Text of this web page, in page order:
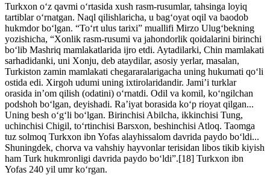
Turkxon o‘z qavmi o‘rtasida xush rasm-rusumlar, tahsinga loyiq
tartiblar o‘rnatgan. Naql qilishlaricha, u bag‘oyat oqil va baodob
hukmdor bo‘lgan. “To‘rt ulus tarixi” muallifi Mirzo Ulug‘bekning
yozishicha, “Xonlik rasm-rusumi va jahondorlik qoidalarini birinchi
bo‘lib Mashriq mamlakatlarida ijro etdi. Aytadilarki, Chin mamlakati
sarhadidanki, uni Xonju, deb ataydilar, asosiy yerlar, masalan,
Turkiston zamin mamlakati chegararalarigacha uning hukumati qo‘li
ostida edi. Xirgoh udumi uning ixtirolaridandir. Jami’i turklar
orasida in’om qilish (odatini) o‘rnatdi. Odil va komil, ko‘ngilchan
podshoh bo‘lgan, deyishadi. Ra’iyat borasida ko‘p rioyat qilgan...
Uning besh o‘g‘li bo‘lgan. Birinchisi Abilcha, ikkinchisi Tung,
uchinchisi Chigil, to‘rtinchisi Barsxon, beshinchisi Atloq. Taomga
tuz solmoq Turkxon ibn Yofas alayhissalom davrida paydo bo‘ldi...
Shuningdek, chorva va vahshiy hayvonlar terisidan libos tikib kiyish
ham Turk hukmronligi davrida paydo bo‘ldi”.[18] Turkxon ibn
Yofas 240 yil umr ko‘rgan.